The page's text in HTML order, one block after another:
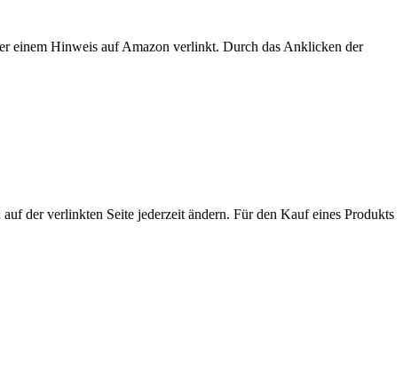
einem Hinweis auf Amazon verlinkt. Durch das Anklicken der
der verlinkten Seite jederzeit ändern. Für den Kauf eines Produkts